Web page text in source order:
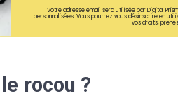
Votre adresse email sera utilisée par Digital
personnalisées. Vous pourrez vous désinscrire en
vos droits,
rocou ?